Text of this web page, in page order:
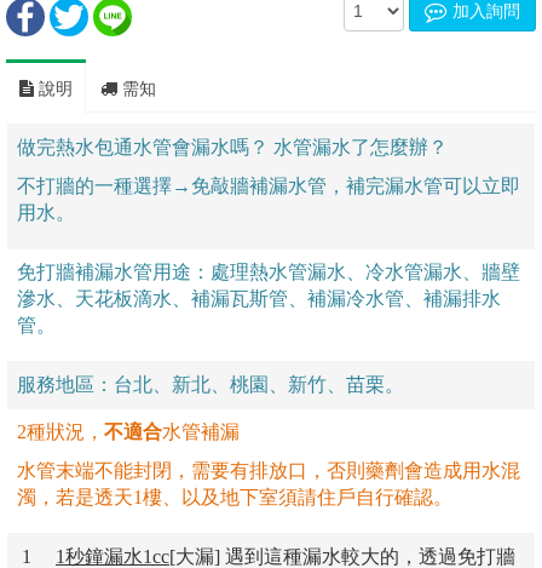
加入詢問
說明 需知
做完熱水包通水管會漏水嗎 ？ 水管漏水了怎麼辦？
不打牆的一種選擇→免敲牆補漏水管，補完漏水管可以立即
用水。
免打牆補漏水管用途：處理熱水管漏水、冷水管漏水、牆壁
滲水、天花板滴水、補漏瓦斯管、補漏冷水管、補漏排水
管。
服務地區：台北、新北、桃園、新竹、苗栗。
2種狀況， 不適合水管補漏
水管末端不能封閉，需要有排放口，否則藥劑會造成用水混
濁，若是透天1樓、以及地下室須請住戶自行確認。
1 1秒鐘漏水1cc[大漏] 遇到這種漏水較大的，透過免打牆